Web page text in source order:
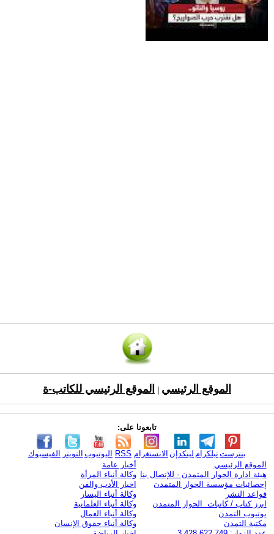
الموقع الرئيسي الموقع الرئيسي للكاتب-ة
تابعونا على:
الفيسبوك التويتر اليوتيوب RSS الانستغرام لينكدإن تيلكرامبنترست
الموقع الرئيسي
هيئة ادارة الحوار المتمدن - للإتصال بنا
إحصائيات مؤسسة الحوار المتمدن
قواعد النشر
ابرز كتاب / كاتبات الحوار المتمدن
يوتيوب التمدن
مكتبة التمدن
أخبار عامة
وكالة أنباء المرأة
اخبار الأدب والفن
وكالة أنباء اليسار
وكالة أنباء العلمانية
وكالة أنباء العمال
وكالة أنباء حقوق الإنسان